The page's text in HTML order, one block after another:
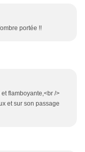
portée !!
flamboyante,<br />
et sur son passage